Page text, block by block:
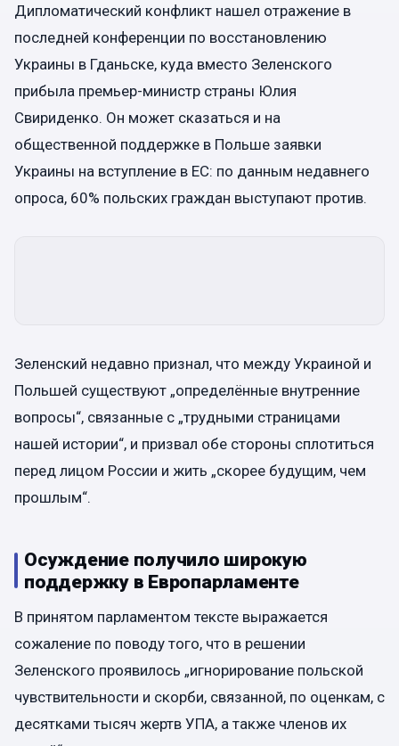
Дипломатический конфликт нашел отражение в
последней конференции по восстановлению
Украины в Гданьске, куда вместо Зеленского
прибыла премьер-министр страны Юлия
Свириденко. Он может сказаться и на
общественной поддержке в Польше заявки
Украины на вступление в ЕС: по данным недавнего
опроса, 60% польских граждан выступают против.
Зеленский недавно признал, что между Украиной и
Польшей существуют „определённые внутренние
вопросы“, связанные с „трудными страницами
нашей истории“, и призвал обе стороны сплотиться
перед лицом России и жить „скорее будущим, чем
прошлым“.
Осуждение получило широкую
поддержку в Европарламенте
В принятом парламентом тексте выражается
сожаление по поводу того, что в решении
Зеленского проявилось „игнорирование польской
чувствительности и скорби, связанной, по оценкам, с
десятками тысяч жертв УПА, а также членов их